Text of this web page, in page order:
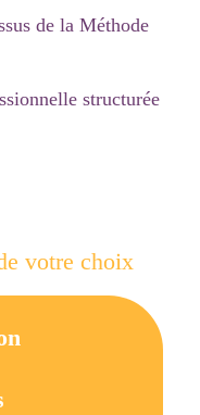
de la Méthode
structurée
votre choix